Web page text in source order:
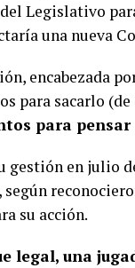
Legislativo
una nueva
encabezada
para sacarlo (de
para
gestión en julio
su acción.
legal, una